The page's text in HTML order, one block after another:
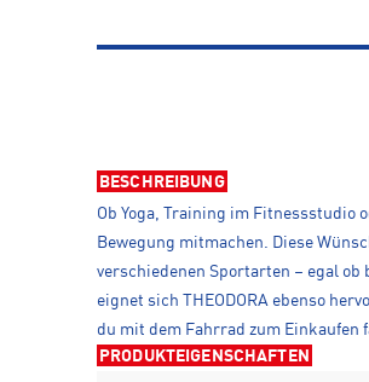
BESCHREIBUNG
Ob Yoga, Training im
Bewegung mitmachen. Diese
verschiedenen Sportarten – egal
eignet sich THEODORA ebenso
du mit dem Fahrrad zum Einkaufen
PRODUKTEIGENSCHAFTEN